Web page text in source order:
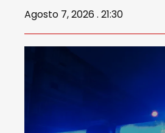
Agosto 7, 2026 . 21:30